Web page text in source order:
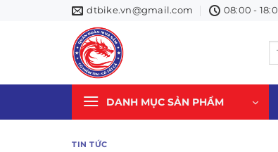
dtbike.vn@gmail.com 08:00 -
DANH MỤC SẢN PHẨM
TIN TỨC